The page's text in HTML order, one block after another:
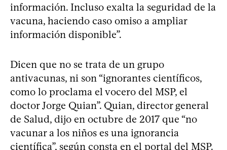
información. Incluso exalta la seguridad de la
vacuna, haciendo caso omiso a ampliar
información disponible”.
Dicen que no se trata de un grupo
antivacunas, ni son “ignorantes científicos,
como lo proclama el vocero del MSP, el
doctor Jorge Quian”. Quian, director general
de Salud, dijo en octubre de 2017 que “no
vacunar a los niños es una ignorancia
científica”, según consta en el portal del MSP.